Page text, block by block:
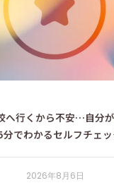
へ行くから不安…自分
分でわかるセルフチェッ
2026年8月6日